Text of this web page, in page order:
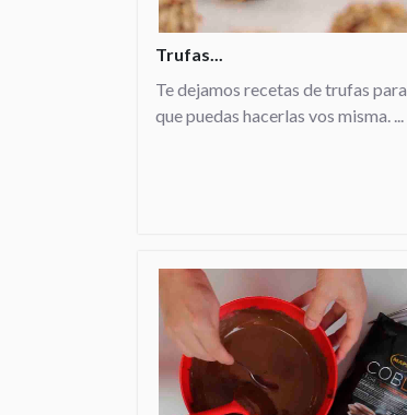
Trufas...
Te dejamos recetas de trufas para
que puedas hacerlas vos misma. ...